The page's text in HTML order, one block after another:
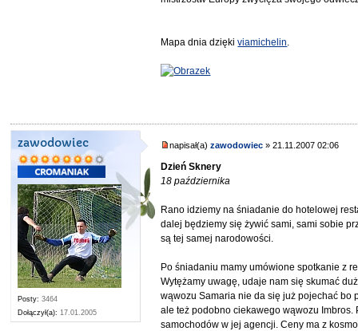
Mapa dnia dziękiviamichelin.
zawodowiec
Posty: 3464
Dołączył(a): 17.01.2005
napisał(a)zawodowiec » 21.11.2007 02:06
Dzień Sknery
18 października
Rano idziemy na śniadanie do hotelowej
dalej będziemy się żywić sami, sami sobie
są tej samej narodowości.
Po śniadaniu mamy umówione spotkanie z
Wytężamy uwagę, udaje nam się skumać
wąwozu Samaria nie da się już pojechać bo
ale też podobno ciekawego wąwozu Imbros.
samochodów w jej agencji. Ceny ma z